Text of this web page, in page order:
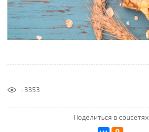
: 3353
Поделиться в соцсетях